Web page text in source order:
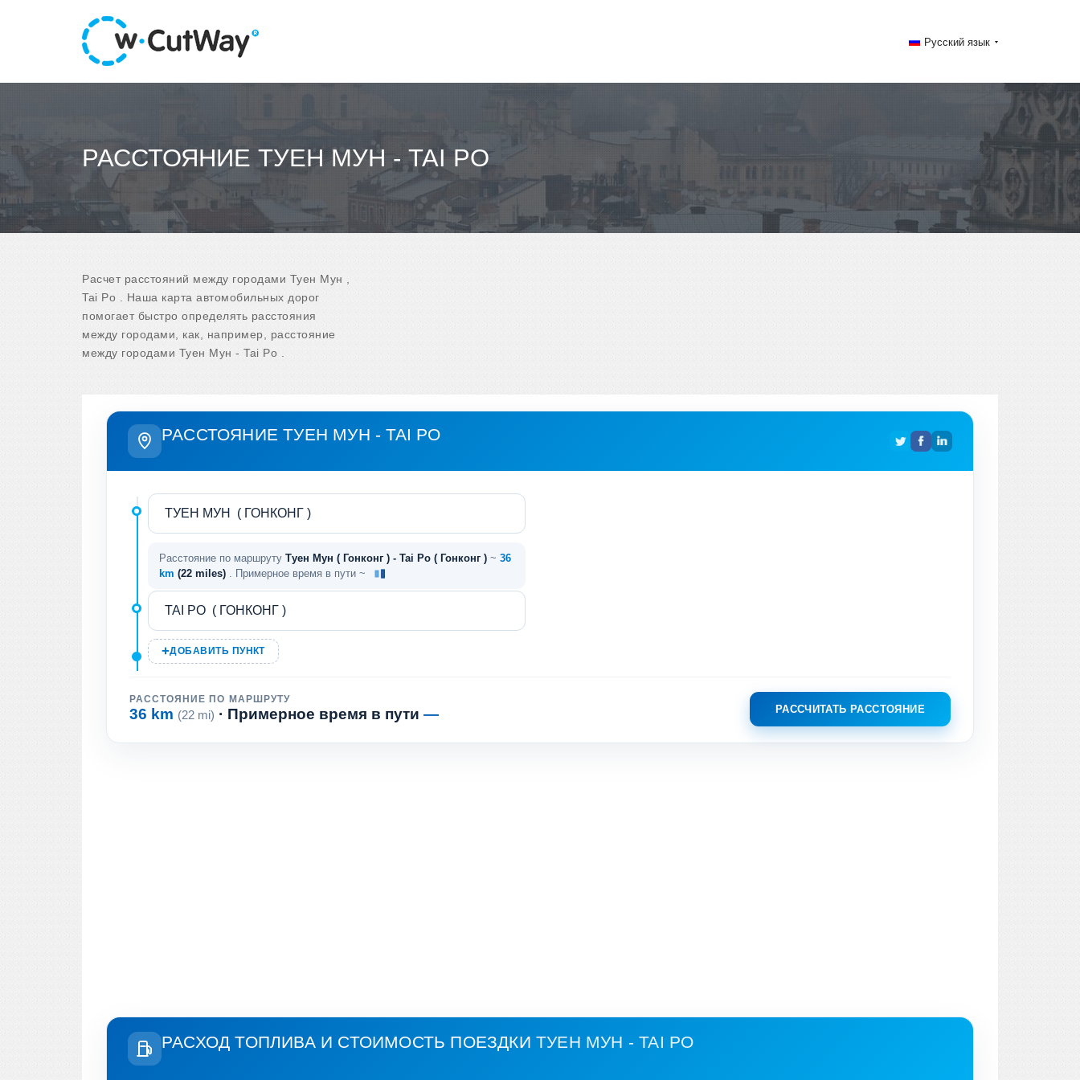
Русский язык
РАССТОЯНИЕ ТУЕН МУН - TAI PO
Расчет расстояний между городами Туен Мун ,
Tai Po . Наша карта автомобильных дорог
помогает быстро определять расстояния
между городами, как, например, расстояние
между городами Туен Мун - Tai Po .
РАССТОЯНИЕ ТУЕН МУН - TAI PO
Расстояние по маршруту Туен Мун ( Гонконг ) - Tai Po ( Гонконг ) ~ 36
km (22 miles) . Примерное время в пути ~
ДОБАВИТЬ ПУНКТ
РАССТОЯНИЕ ПО МАРШРУТУ
36 km (22 mi) · Примерное время в пути — РАССЧИТАТЬ РАССТОЯНИЕ
РАСХОД ТОПЛИВА И СТОИМОСТЬ ПОЕЗДКИ ТУЕН МУН - TAI PO